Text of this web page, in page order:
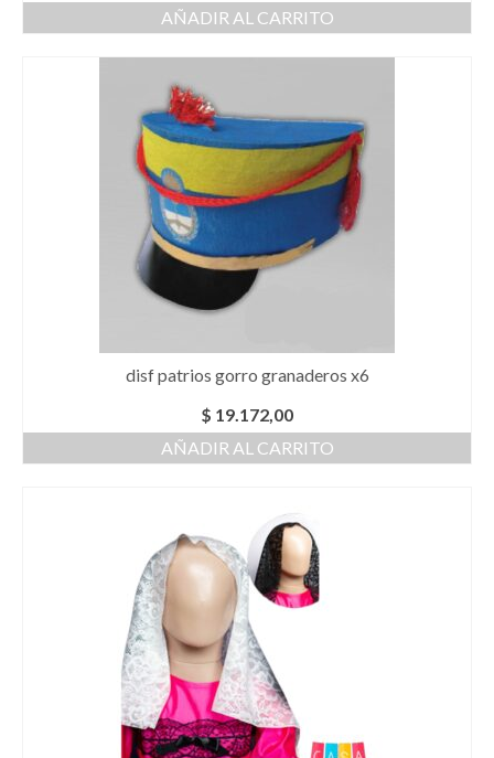
AÑADIR AL CARRITO
disf patrios gorro granaderos x6
$ 19.172,00
AÑADIR AL CARRITO